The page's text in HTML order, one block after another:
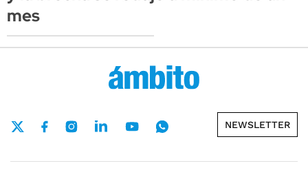
mes
NEWSLETTER